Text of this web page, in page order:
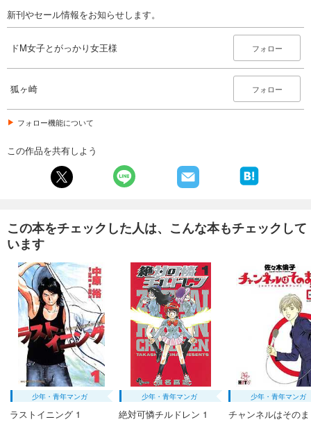
新刊やセール情報をお知らせします。
ドM女子とがっかり女王様 フォロー
狐ヶ崎 フォロー
フォロー機能について
この作品を共有しよう
この本をチェックした人は、こんな本もチェックして
います
少年・青年マンガ
ラストイニング 1
少年・青年マンガ
絶対可憐チルドレン 1
少年・青年マンガ
チャンネルはその